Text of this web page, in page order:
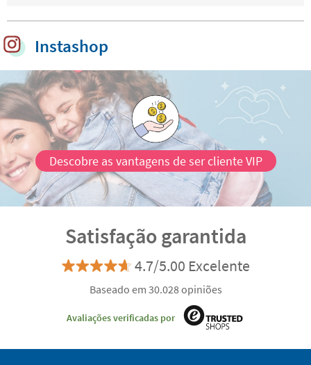
Instashop
Descobre as vantagens de ser cliente VIP
Satisfação garantida
4.7/5.00 Excelente
Baseado em 30.028 opiniões
Avaliações verificadas por